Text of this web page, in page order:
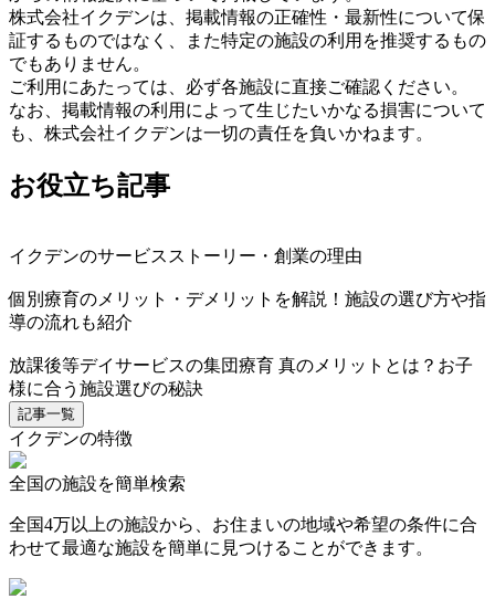
株式会社イクデンは、掲載情報の正確性・最新性について保
証するものではなく、また特定の施設の利用を推奨するもの
でもありません。
ご利用にあたっては、必ず各施設に直接ご確認ください。
なお、掲載情報の利用によって生じたいかなる損害について
も、株式会社イクデンは一切の責任を負いかねます。
お役立ち記事
イクデンのサービスストーリー・創業の理由
個別療育のメリット・デメリットを解説！施設の選び方や指
導の流れも紹介
放課後等デイサービスの集団療育 真のメリットとは？お子
様に合う施設選びの秘訣
記事一覧
イクデンの特徴
全国の施設を簡単検索
全国4万以上の施設から、お住まいの地域や希望の条件に合
わせて最適な施設を簡単に見つけることができます。